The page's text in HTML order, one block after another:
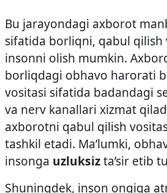
Bu jarayondagi axborot
sifatida borliqni, qabul qilish
insonni olish mumkin.
borliqdagi ob­havo harorati
vositasi sifatida badandagi
va nerv kanallari xizmat
axborotni qabul qilish
tashkil etadi. Ma’lumki,
insonga uzluksizta’sir etib
Shuningdek, inson ongiga